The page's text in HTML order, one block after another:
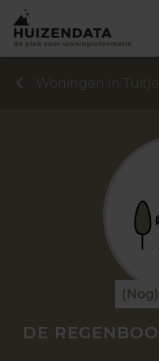
Woningen in
DE